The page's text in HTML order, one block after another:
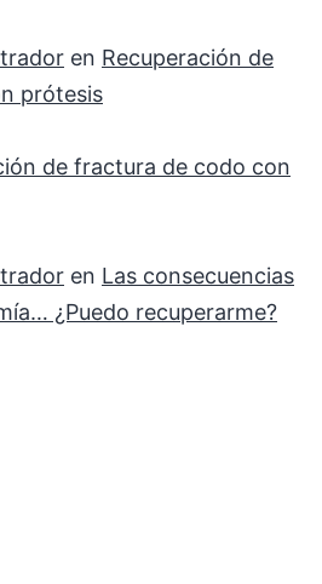
en Recuperación de
prótesis
de fractura de codo con
en Las consecuencias
¿Puedo recuperarme?